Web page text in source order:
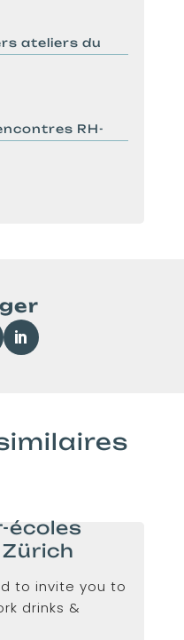
ateliers du
RH-
écoles
to invite you to
drinks &